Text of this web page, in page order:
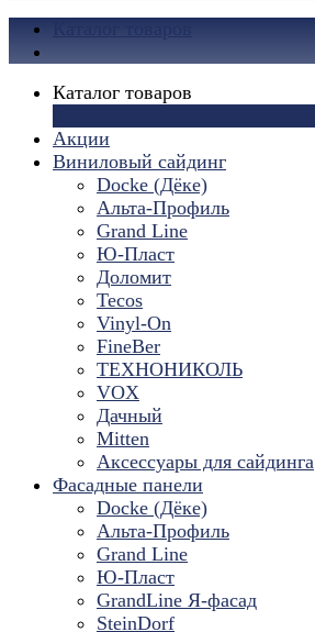
Каталог товаров
Акции
Виниловый сайдинг
Docke (Дёке)
Альта-Профиль
Grand Line
Ю-Пласт
Доломит
Tecos
Vinyl-On
FineBer
ТЕХНОНИКОЛЬ
VOX
Дачный
Mitten
Аксессуары для сайдинга
Фасадные панели
Docke (Дёке)
Альта-Профиль
Grand Line
Ю-Пласт
GrandLine Я-фасад
SteinDorf